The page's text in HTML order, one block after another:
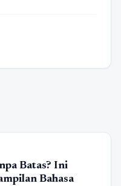
Batas? Ini
Bahasa